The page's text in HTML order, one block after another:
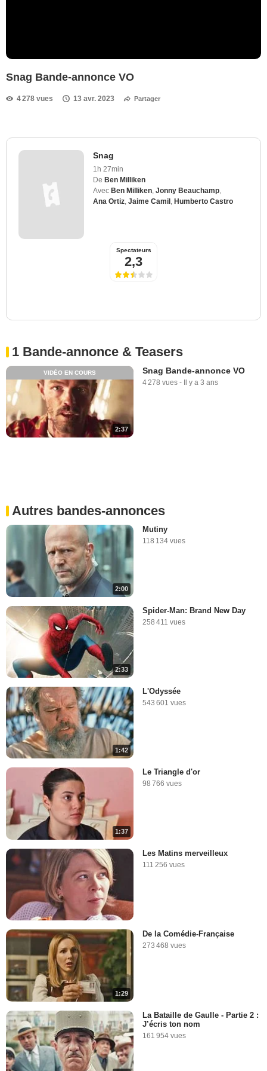
Snag Bande-annonce VO
4 278 vues 13 avr. 2023 Partager
Snag
1h 27min
De Ben Milliken
Avec Ben Milliken Jonny Beauchamp
Ana Ortiz Jaime Camil Humberto Castro
Spectateurs
2,3
1 Bande-annonce & Teasers
2:37
VIDÉO EN COURS Snag Bande-annonce VO
4 278 vues - Il y a 3 ans
Autres bandes-annonces
2:00
Mutiny
118 134 vues
2:33
Spider-Man: Brand New Day
258 411 vues
1:42
L'Odyssée
543 601 vues
1:37
Le Triangle d'or
98 766 vues
Les Matins merveilleux
111 256 vues
1:29
De la Comédie-Française
273 468 vues
La Bataille de Gaulle - Partie 2 :
J’écris ton nom
161 954 vues